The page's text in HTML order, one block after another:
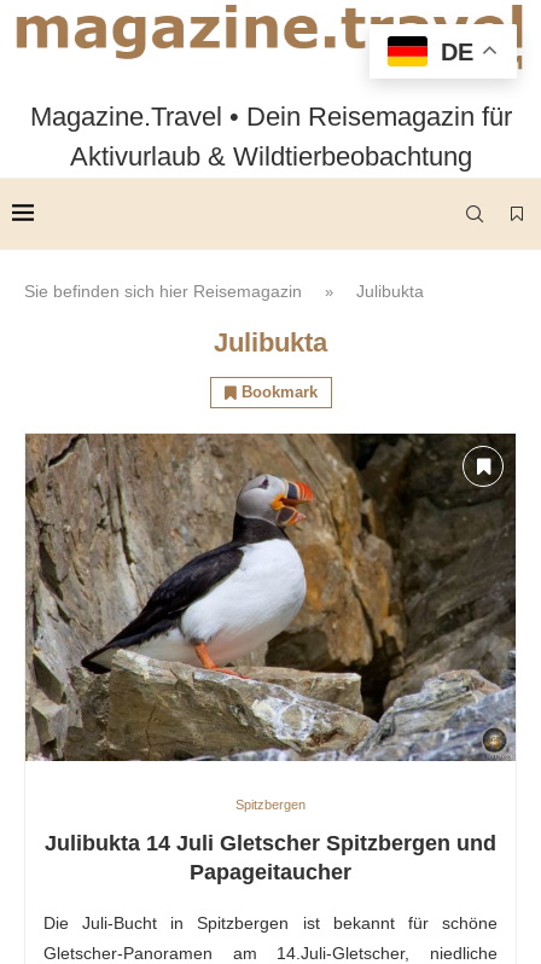
Magazine.Travel • Dein Reisemagazin für
Aktivurlaub & Wildtierbeobachtung
Sie befinden sich hier Reisemagazin » Julibukta
Julibukta
Bookmark
Spitzbergen
Julibukta 14 Juli Gletscher Spitzbergen und
Papageitaucher
Die Juli-Bucht in Spitzbergen ist bekannt für schöne
Gletscher-Panoramen am 14.Juli-Gletscher, niedliche
DE